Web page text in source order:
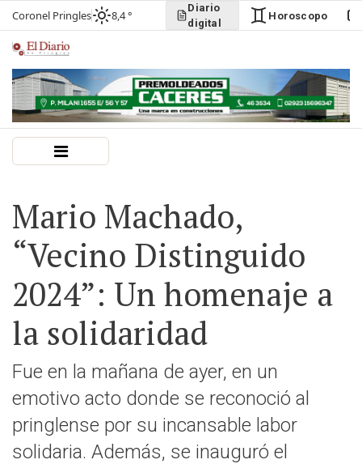
Coronel Pringles 8,4 °
Diario
digital
Horoscopo
Mario Machado,
“Vecino Distinguido
2024”: Un homenaje a
la solidaridad
Fue en la mañana de ayer, en un
emotivo acto donde se reconoció al
pringlense por su incansable labor
solidaria. Además, se inauguró el